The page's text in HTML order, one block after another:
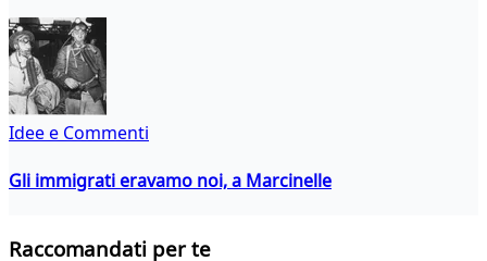
Idee e Commenti
Gli immigrati eravamo noi, a Marcinelle
Raccomandati per te